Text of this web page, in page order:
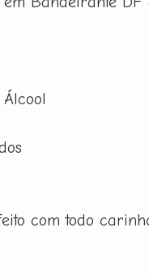
com todo